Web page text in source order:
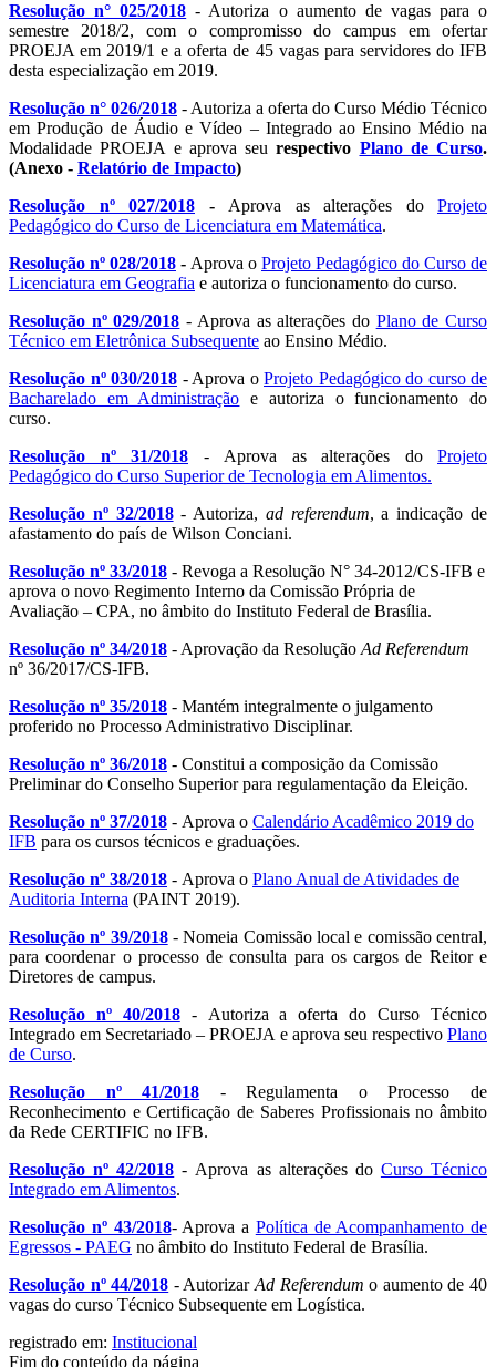
Resolução n° 025/2018 - Autoriza o aumento de vagas para o
semestre 2018/2, com o compromisso do campus em ofertar
PROEJA em 2019/1 e a oferta de 45 vagas para servidores do IFB
desta especialização em 2019.
Resolução n° 026/2018 - Autoriza a oferta do Curso Médio Técnico
em Produção de Áudio e Vídeo – Integrado ao Ensino Médio na
Modalidade PROEJA e aprova seurespectivo Plano de Curso.
(Anexo - Relatório de Impacto)
Resolução nº 027/2018 - Aprova as alterações do Projeto
Pedagógico do Curso de Licenciatura em Matemática.
Resolução nº 028/2018 - Aprova o Projeto Pedagógico do Curso de
Licenciatura em Geografia e autoriza o funcionamento do curso.
Resolução nº 029/2018 - Aprova as alterações do Plano de Curso
Técnico em Eletrônica Subsequente ao Ensino Médio.
Resolução nº 030/2018 - Aprova o Projeto Pedagógico do curso de
Bacharelado em Administração e autoriza o funcionamento do
curso.
Resolução nº 31/2018 - Aprova as alterações do Projeto
Pedagógico do Curso Superior de Tecnologia em Alimentos.
Resolução nº 32/2018- Autoriza, ad referendum, a indicação de
afastamento do país de Wilson Conciani.
Resolução nº 33/2018 - Revoga a Resolução N° 34-2012/CS-IFB e
aprova o novo Regimento Interno da Comissão Própria de
Avaliação – CPA, no âmbito do Instituto Federal de Brasília.
Resolução nº 34/2018 - Aprovação da Resolução Ad Referendum
nº 36/2017/CS-IFB.
Resolução nº 35/2018 - Mantém integralmente o julgamento
proferido no Processo Administrativo Disciplinar.
Resolução nº 36/2018 - Constitui a composição da Comissão
Preliminar do Conselho Superior para regulamentação da Eleição.
Resolução nº 37/2018 - Aprova o Calendário Acadêmico 2019 do
IFB para os cursos técnicos e graduações.
Resolução nº 38/2018 - Aprova o Plano Anual de Atividades de
Auditoria Interna (PAINT 2019).
Resolução nº 39/2018- Nomeia Comissão local e comissão central,
para coordenar o processo de consulta para os cargos de Reitor e
Diretores de campus.
Resolução nº 40/2018- Autoriza a oferta do Curso Técnico
Integrado em Secretariado – PROEJA e aprova seu respectivo Plano
de Curso.
Resolução nº 41/2018 - Regulamenta o Processo de
Reconhecimento e Certificação de Saberes Profissionais no âmbito
da Rede CERTIFIC no IFB.
Resolução nº 42/2018 - Aprova as alterações do Curso Técnico
Integrado em Alimentos.
Resolução nº 43/2018- Aprova a Política de Acompanhamento de
Egressos - PAEG no âmbito do Instituto Federal de Brasília.
Resolução nº 44/2018 - AutorizarAd Referendum o aumento de 40
vagas do curso Técnico Subsequente em Logística.
registrado em: Institucional
Fim do conteúdo da página